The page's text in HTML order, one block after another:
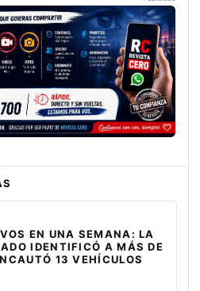
EN UNA SEMANA: LA
IDENTIFICÓ A MÁS DE
13 VEHÍCULOS